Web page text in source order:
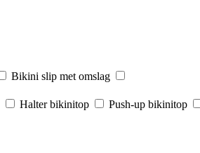
Bikini slip met omslag
Halter bikinitop Push-up bikinitop